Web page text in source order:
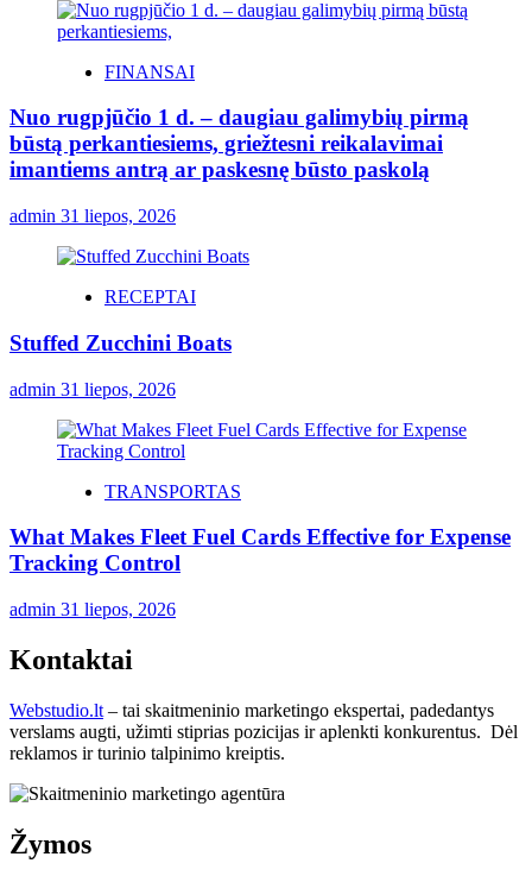
FINANSAI
Nuo rugpjūčio 1 d. – daugiau galimybių pirmą
būstą perkantiesiems, griežtesni reikalavimai
imantiems antrą ar paskesnę būsto paskolą
admin 31 liepos, 2026
RECEPTAI
Stuffed Zucchini Boats
admin 31 liepos, 2026
TRANSPORTAS
What Makes Fleet Fuel Cards Effective for Expense
Tracking Control
admin 31 liepos, 2026
Kontaktai
Webstudio.lt – tai skaitmeninio marketingo ekspertai, padedantys
verslams augti, užimti stiprias pozicijas ir aplenkti konkurentus. Dėl
reklamos ir turinio talpinimo kreiptis.
Žymos